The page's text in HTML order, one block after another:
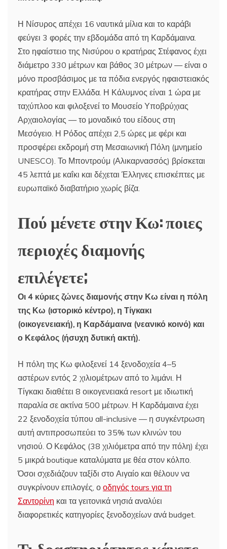
Η Νίσυρος απέχει 16 ναυτικά μίλια και το καράβι
φεύγει 3 φορές την εβδομάδα από τη Καρδάμαινα.
Στο ηφαίστειο της Νισύρου ο κρατήρας Στέφανος έχει
διάμετρο 330 μέτρων και βάθος 30 μέτρων — είναι ο
μόνο προσβάσιμος με τα πόδια ενεργός ηφαιστειακός
κρατήρας στην Ελλάδα. Η Κάλυμνος είναι 1 ώρα με
ταχύπλοο και φιλοξενεί το Μουσείο Υποβρύχιας
Αρχαιολογίας — το μοναδικό του είδους στη
Μεσόγειο. Η Ρόδος απέχει 2,5 ώρες με φέρι και
προσφέρει εκδρομή στη Μεσαιωνική Πόλη (μνημείο
UNESCO). Το Μποντρούμ (Αλικαρνασσός) βρίσκεται
45 λεπτά με καΐκι και δέχεται Έλληνες επισκέπτες με
ευρωπαϊκό διαβατήριο χωρίς βίζα.
Πού μένετε στην Κω: ποιες
περιοχές διαμονής
επιλέγετε;
Οι 4 κύριες ζώνες διαμονής στην Κω είναι η πόλη
της Κω (ιστορικό κέντρο), η Τίγκακι
(οικογενειακή), η Καρδάμαινα (νεανικό κοινό) και
ο Κεφάλος (ήσυχη δυτική ακτή).
Η πόλη της Κω φιλοξενεί 14 ξενοδοχεία 4–5
αστέρων εντός 2 χιλιομέτρων από το λιμάνι. Η
Τίγκακι διαθέτει 8 οικογενειακά resort με ιδιωτική
παραλία σε ακτίνα 500 μέτρων. Η Καρδάμαινα έχει
22 ξενοδοχεία τύπου all-inclusive — η συγκέντρωση
αυτή αντιπροσωπεύει το 35% των κλινών του
νησιού. Ο Κεφάλος (38 χιλιόμετρα από την πόλη) έχει
5 μικρά boutique καταλύματα με θέα στον κόλπο.
Όσοι σχεδιάζουν ταξίδι στο Αιγαίο και θέλουν να
συγκρίνουν επιλογές, ο οδηγός tours για τη
Σαντορίνη και τα γειτονικά νησιά αναλύει
διαφορετικές κατηγορίες ξενοδοχείων ανά budget.